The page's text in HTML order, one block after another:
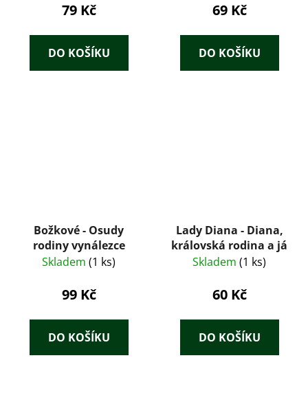
79 Kč
DO KOŠÍKU
69 Kč
DO KOŠÍKU
Božkové - Osudy
rodiny vynálezce
Skladem (1 ks)
99 Kč
DO KOŠÍKU
Lady Diana - Diana,
královská rodina a já
Skladem (1 ks)
60 Kč
DO KOŠÍKU